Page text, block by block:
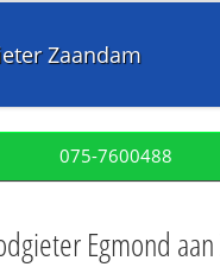
Zaandam
075-7600488
Egmond aan